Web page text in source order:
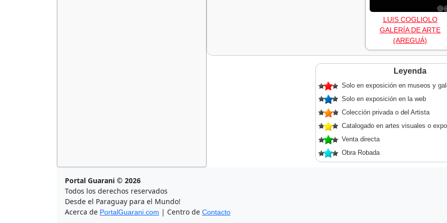
LUIS COGLIOLO
GALERÍA DE ARTE
(AREGUÁ)
Leyenda
Solo en exposición en museos y
Solo en exposición en la web
Colección privada o del Artista
Catalogado en artes visuales o
Venta directa
Obra Robada
Portal Guarani © 2026
Todos los derechos reservados
Desde el Paraguay para el Mundo!
Acerca de PortalGuarani.com | Centro de Contacto